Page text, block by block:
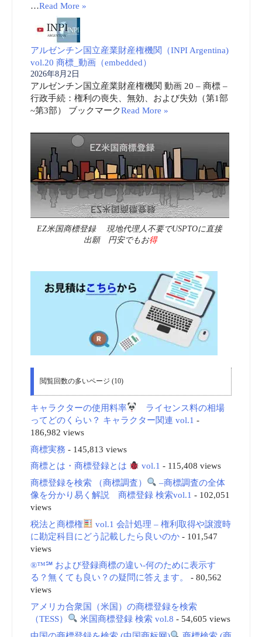
…Read More »
アルゼンチン国立産業財産権機関（INPI Argentina)
vol.20 商標_動画（embedded）
2026年8月2日
アルゼンチン国立産業財産権機関 動画 20 – 商標 –
行政手続：権利の喪失、無効、および失効（第1部
~第3部） ブックマークRead More »
EZ米国商標登録 現地代理人不要でUSPTOに直接
出願 円安でもお得
閲覧回数の多いページ (10)
キャラクターの使用料率
ライセンス料の相場
ってどのくらい？ キャラクター関連 vol.1 -
186,982 views
商標実務 - 145,813 views
商標とは・商標登録とは
vol.1 - 115,408 views
商標登録を検索 （商標調査）
–商標調査の全体
像を分かり易く解説 商標登録 検索vol.1 - 102,051
views
税法と商標権
vol.1 会計処理 – 権利取得や譲渡時
に勘定科目にどう記載したら良いのか- 101,547
views
®™℠ および登録商標の違い-何のために表示す
る？無くても良い？の疑問に答えます。
- 80,562
views
アメリカ合衆国（米国）の商標登録を検索
（TESS）
米国商標登録 検索 vol.8 - 54,605 views